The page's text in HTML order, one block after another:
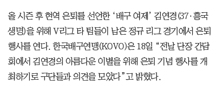
올 시즌 후 현역 은퇴를 선언한 ‘배구 여제’ 김연경(37·흥국
생명)을 위해 V리그 타 팀들이 남은 정규 리그 경기에서 은퇴
행사를 연다. 한국배구연맹(KOVO)은 18일 “전날 단장 간담
회에서 김연경의 아름다운 이별을 위해 은퇴 기념 행사를 개
최하기로 구단들과 의견을 모았다”고 밝혔다.